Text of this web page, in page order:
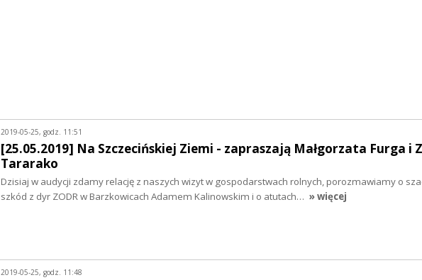
2019-05-25, godz. 11:51
[25.05.2019] Na Szczecińskiej Ziemi - zapraszają Małgorzata Furga i
Tararako
Dzisiaj w audycji zdamy relację z naszych wizyt w gospodarstwach rolnych, porozmawiamy o
szkód z dyr ZODR w Barzkowicach Adamem Kalinowskim i o atutach… » więcej
2019-05-25, godz. 11:48